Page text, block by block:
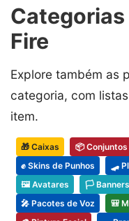
Categorias
Fire
Explore também as
categoria, com
item.
🎁 Caixas 📦 Conjuntos
✊ Skins de Punhos
🛹
🖼️ Avatares
🏳️ Banners
🎤 Pacotes de Voz
🎒